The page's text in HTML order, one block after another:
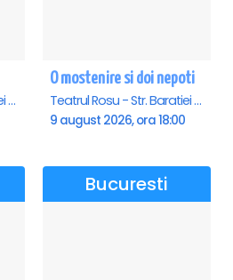
Teatrul Rosu - Str. Baratiei 31, Bucuresti
O mostenire si doi nepoti
Teatrul Rosu - Str. Baratiei 31, Bucuresti
9 august 2026, ora 18:00
Bucuresti